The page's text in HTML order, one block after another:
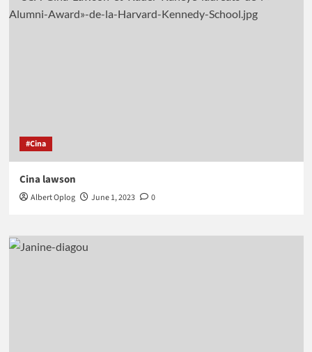
#Cina
Cina lawson
Albert Oplog June 1, 2023 0